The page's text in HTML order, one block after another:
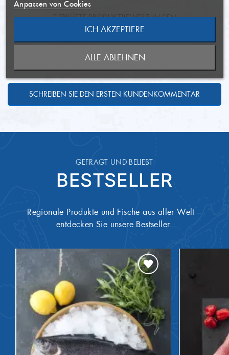
Artikel-Nummer ONL63032
24,00 g
davon gesättigte Fette 5,60 g
Kohlenhydrate 2,40 g
davon Zucker 2,20 g
GEPRÜFTE PRODUKTBEWERTUNGEN
DAS SAGEN UNSERE
KUNDEN
SCHREIBEN SIE DEN ERSTEN KUNDENKOMMENTAR
GEFRAGT UND BELIEBT
BESTSELLER
Regionale Produkte und Fische aus aller Welt –
entdecken Sie unsere Bestseller.
ABBRECHEN
WUNSCHLISTE ERSTELLEN
ABBRECHEN
ANMELDEN
Anpassen von Cookies
ALLE ABLEHNEN
ICH AKZEPTIERE